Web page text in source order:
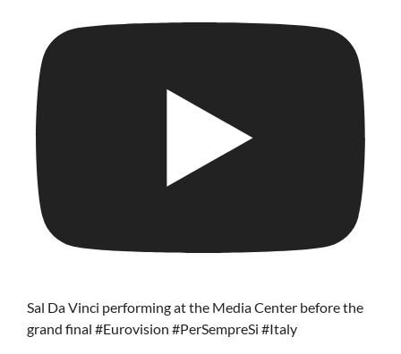
Sal Da Vinci performing at the Media Center before the
grand final #Eurovision #PerSempreSi #Italy